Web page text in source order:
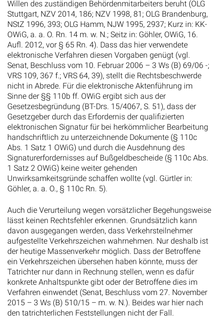
Willen des zuständigen Behördenmitarbeiters beruht (OLG
Stuttgart, NZV 2014, 186; NZV 1998, 81; OLG Brandenburg,
NStZ 1996, 393; OLG Hamm, NJW 1995, 2937; Kurz in: KK-
OWiG, a. a. O. Rn. 14 m. w. N.; Seitz in: Göhler, OWiG, 16.
Aufl. 2012, vor § 65 Rn. 4). Dass das hier verwendete
elektronische Verfahren diesen Vorgaben genügt (vgl.
Senat, Beschluss vom 10. Februar 2006 – 3 Ws (B) 69/06 -;
VRS 109, 367 f.; VRS 64, 39), stellt die Rechtsbeschwerde
nicht in Abrede. Für die elektronische Aktenführung im
Sinne der §§ 110b ff. OWiG ergibt sich aus der
Gesetzesbegründung (BT-Drs. 15/4067, S. 51), dass der
Gesetzgeber durch das Erfordernis der qualifizierten
elektronischen Signatur für bei herkömmlicher Bearbeitung
handschriftlich zu unterzeichnende Dokumente (§ 110c
Abs. 1 Satz 1 OWiG) und durch die Ausdehnung des
Signaturerfordernisses auf Bußgeldbescheide (§ 110c Abs.
1 Satz 2 OWiG) keine weiter gehenden
Unwirksamkeitsgründe schaffen wollte (vgl. Gürtler in:
Göhler, a. a. O., § 110c Rn. 5).
Auch die Verurteilung wegen vorsätzlicher Begehungsweise
lässt keinen Rechtsfehler erkennen. Grundsätzlich kann
davon ausgegangen werden, dass Verkehrsteilnehmer
aufgestellte Verkehrszeichen wahrnehmen. Nur deshalb ist
der heutige Massenverkehr möglich. Dass der Betroffene
ein Verkehrszeichen übersehen haben könnte, muss der
Tatrichter nur dann in Rechnung stellen, wenn es dafür
konkrete Anhaltspunkte gibt oder der Betroffene dies im
Verfahren einwendet (Senat, Beschluss vom 27. November
2015 – 3 Ws (B) 510/15 – m. w. N.). Beides war hier nach
den tatrichterlichen Feststellungen nicht der Fall.